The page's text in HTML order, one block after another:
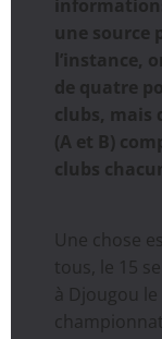
une source
l’instance,
de quatre
clubs, mais
(A et B)
clubs
Une chose
tous, le 15
à Djougou